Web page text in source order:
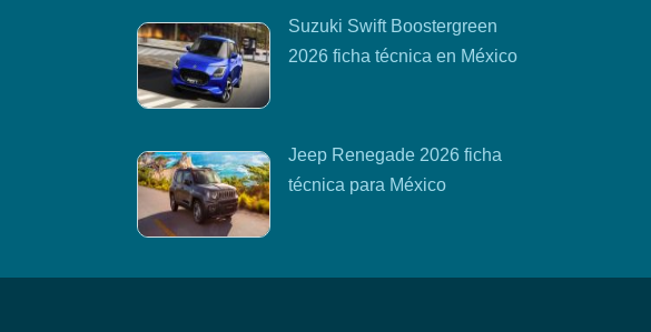
Suzuki Swift Boostergreen
2026 ficha técnica en México
Jeep Renegade 2026 ficha
técnica para México